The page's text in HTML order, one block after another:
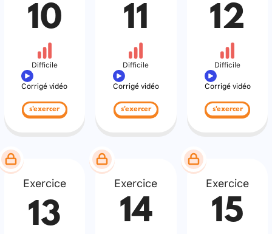
10
Difficile
Corrigé vidéo
s'exercer
11
Difficile
Corrigé vidéo
s'exercer
12
Difficile
Corrigé vidéo
s'exercer
Exercice
13
Exercice
14
Exercice
15